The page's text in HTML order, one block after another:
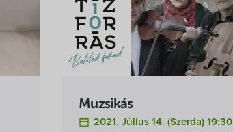
Muzsikás
2021. Július 14. (szerda) 19:30